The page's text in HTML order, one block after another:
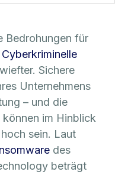
Bedrohungen für
Cyberkriminelle
Sichere
Unternehmens
– und die
können im Hinblick
sein. Laut
des
beträgt